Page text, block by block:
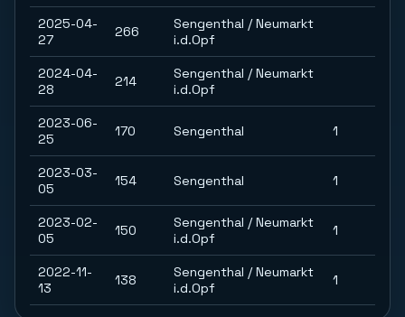
2025-04-
27
266
Sengenthal / Neumarkt
i.d.Opf
2024-04-
28
214
Sengenthal / Neumarkt
i.d.Opf
2023-06-
25
170 Sengenthal 1
2023-03-
05
154 Sengenthal 1
2023-02-
05
150
Sengenthal / Neumarkt
i.d.Opf
1
2022-11-
13
138
Sengenthal / Neumarkt
i.d.Opf
1